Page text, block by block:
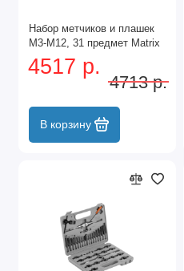
Набор метчиков и плашек
М3-М12, 31 предмет Matrix
4517 р.
4713 р.
В корзину